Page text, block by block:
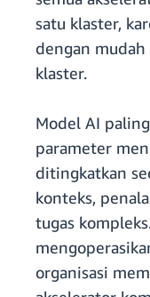
satu klaster,
dengan
klaster.
Model AI
parameter
ditingkatkan
konteks,
tugas
organisasi